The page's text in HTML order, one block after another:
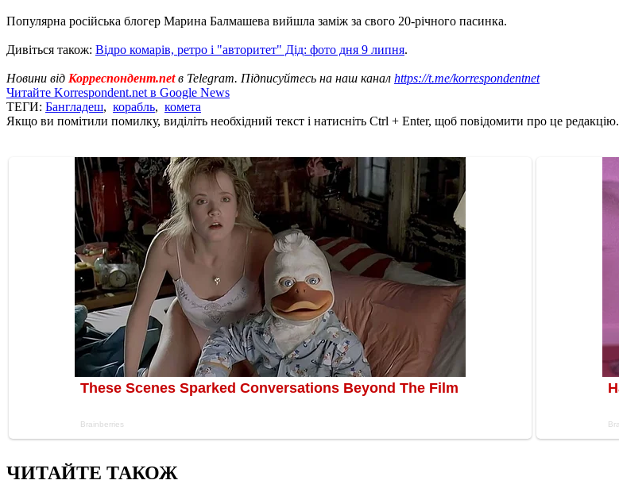
Популярна російська блогер Марина Балмашева вийшла заміж за свого 20-річного пасинка.
Дивіться також: Відро комарів, ретро і "авторитет" Дід: фото дня 9 липня.
Новини від Корреспондент.netв Telegram. Підписуйтесь на наш канал https://t.me/korrespondentnet
Читайте Korrespondent.net в Google News
ТЕГИ: Бангладеш, корабль, комета
Якщо ви помітили помилку, виділіть необхідний текст і натисніть Ctrl + Enter, щоб повідомити про це редакцію.
ЧИТАЙТЕ ТАКОЖ